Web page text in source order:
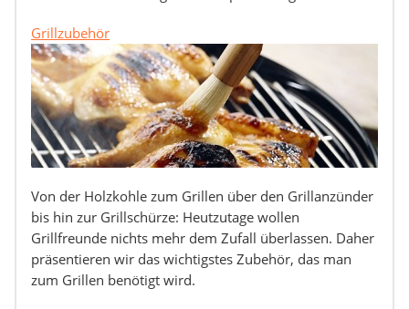
Grillzubehör
Von der Holzkohle zum Grillen über den Grillanzünder
bis hin zur Grillschürze: Heutzutage wollen
Grillfreunde nichts mehr dem Zufall überlassen. Daher
präsentieren wir das wichtigstes Zubehör, das man
zum Grillen benötigt wird.